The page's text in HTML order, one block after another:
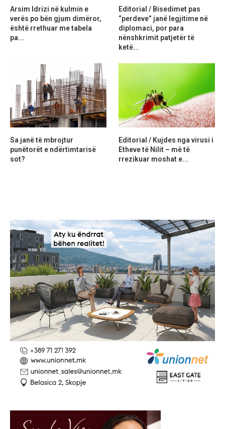
Arsim Idrizi në kulmin e
verës po bën gjum dimëror,
është rrethuar me tabela
pa...
Editorial / Bisedimet pas
“perdeve” janë legjitime në
diplomaci, por para
nënshkrimit patjetër të
ketë...
Sa janë të mbrojtur
punëtorët e ndërtimtarisë
sot?
Editorial / Kujdes nga virusi i
Etheve të Nilit – më të
rrezikuar moshat e...